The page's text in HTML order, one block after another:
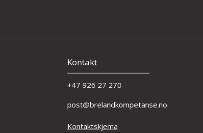
Kontakt
+47 926 27 270
post@brelandkompetanse.no
Kontaktskjema